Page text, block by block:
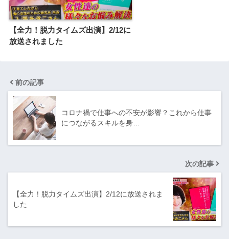
【全力！脱力タイムズ出演】2/12に
放送されました
前の記事
コロナ禍で仕事への不安が影響？これから仕事
につながるスキルを身…
次の記事
【全力！脱力タイムズ出演】2/12に放送されま
した